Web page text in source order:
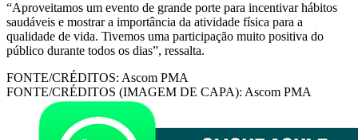
“Aproveitamos um evento de grande porte para incentivar hábitos
saudáveis e mostrar a importância da atividade física para a
qualidade de vida. Tivemos uma participação muito positiva do
público durante todos os dias”, ressalta.
FONTE/CRÉDITOS: Ascom PMA
FONTE/CRÉDITOS (IMAGEM DE CAPA): Ascom PMA